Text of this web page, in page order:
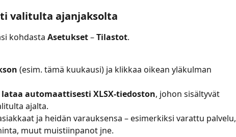
valitulta ajanjaksolta
kohdasta Asetukset – Tilastot.
(esim. tämä kuukausi) ja klikkaa oikean yläkulman
automaattisesti XLSX-tiedoston, johon sisältyvät
ajalta.
ja heidän varauksensa – esimerkiksi varattu palvelu,
muut muistiinpanot jne.